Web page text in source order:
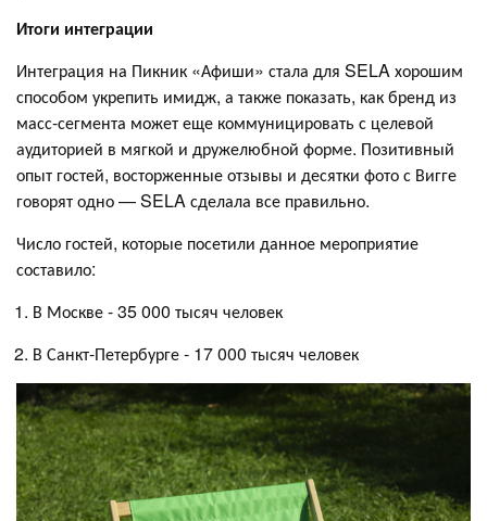
Итоги интеграции
Интеграция на Пикник «Афиши» стала для SELA хорошим
способом укрепить имидж, а также показать, как бренд из
масс-сегмента может еще коммуницировать с целевой
аудиторией в мягкой и дружелюбной форме. Позитивный
опыт гостей, восторженные отзывы и десятки фото с Вигге
говорят одно — SELA сделала все правильно.
Число гостей, которые посетили данное мероприятие
составило:
В Москве - 35 000 тысяч человек
В Санкт-Петербурге - 17 000 тысяч человек